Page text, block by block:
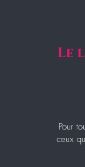
Le
Pour
ceux